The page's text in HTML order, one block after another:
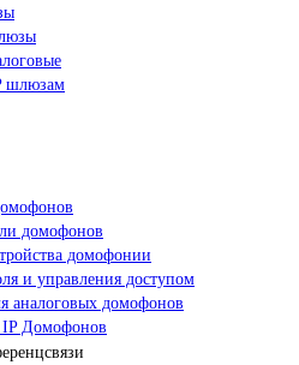
шлюзам
домофонов
домофонии
и управления доступом
аналоговых домофонов
IP Домофонов